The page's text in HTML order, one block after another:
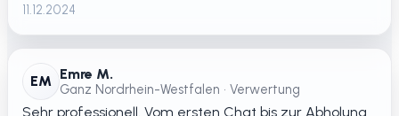
11.12.2024
EM Emre M.
Ganz Nordrhein-Westfalen • Verwertung
Sehr professionell. Vom ersten Chat bis zur Abholung